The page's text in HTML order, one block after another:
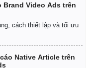
Video Ads trên
cách thiết lập và tối ưu
Native Article trên